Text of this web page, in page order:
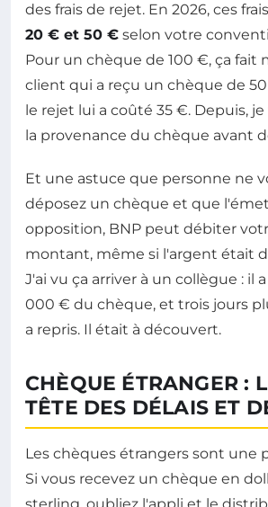
des frais de rejet. En 2026, ces
20 € et 50 € selon votre
Pour un chèque de 100 €, ça fait
client qui a reçu un chèque de
le rejet lui a coûté 35 €. Depuis,
la provenance du chèque avant
Et une astuce que personne ne
déposez un chèque et que
opposition, BNP peut débiter
montant, même si l'argent était
J'ai vu ça arriver à un collègue : il
000 € du chèque, et trois jours
a repris. Il était à découvert.
CHÈQUE ÉTRANGER :
TÊTE DES DÉLAIS ET
Les chèques étrangers sont une
Si vous recevez un chèque en